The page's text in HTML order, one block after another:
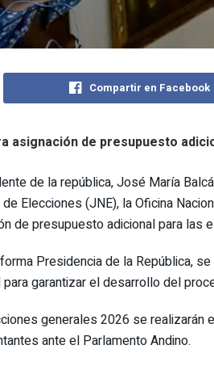
Compartir en Facebook
asignación de presupuesto
de la república, José María
de Elecciones (JNE), la Oficina
de presupuesto adicional para las
Presidencia de la República,
para garantizar el desarrollo del
generales 2026 se realizarán
ante el Parlamento Andino.